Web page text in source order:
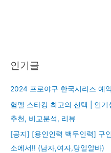
인기글
2024 프로야구 한국시리즈 예
험멜 스타킹 최고의 선택 | 인
추천, 비교분석, 리뷰
[공지] [용인인력 백두인력] 구
소에서!! (남자,여자,당일알바)